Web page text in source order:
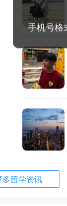
Engineering
in
Engineering
多留学资讯